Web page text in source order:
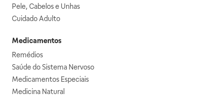
Pele, Cabelos e Unhas
Cuidado Adulto
Medicamentos
Remédios
Saúde do Sistema Nervoso
Medicamentos Especiais
Medicina Natural